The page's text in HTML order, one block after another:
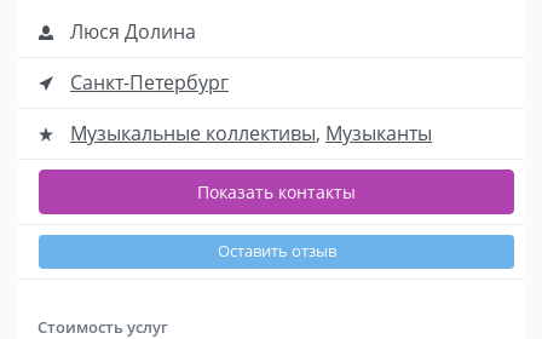
Люся Долина
Санкт-Петербург
Музыкальные коллективы, Музыканты
Показать контакты
Оставить отзыв
Стоимость услуг